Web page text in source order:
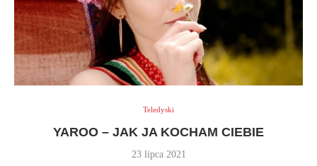
Teledyski
YAROO – JAK JA KOCHAM CIEBIE
23 lipca 2021